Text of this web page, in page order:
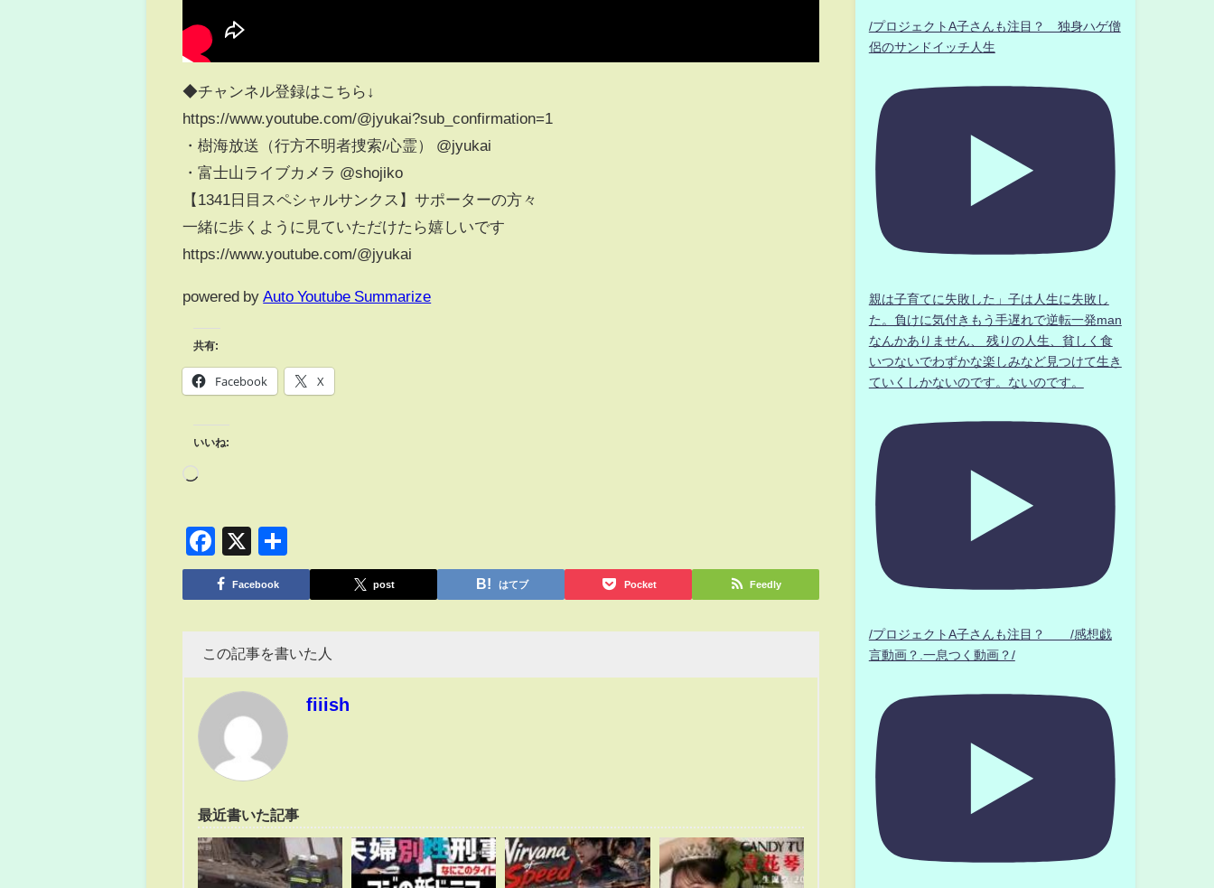
◆チャンネル登録はこちら↓
https://www.youtube.com/@jyukai?sub_confirmation=1
・樹海放送（行方不明者捜索/心霊） @jyukai
・富士山ライブカメラ @shojiko
【1341日目スペシャルサンクス】サポーターの方々
一緒に歩くように見ていただけたら嬉しいです
https://www.youtube.com/@jyukai
powered by Auto Youtube Summarize
共有:
Facebook X
いいね:
Facebook
X
有
Facebook post はてブ Pocket Feedly
この記事を書いた人
fiiish
最近書いた記事
/プロジェクトA子さんも注目？ 独身ハゲ僧
侶のサンドイッチ人生
親は子育てに失敗した」子は人生に失敗し
た。負けに気付きもう手遅れで逆転一発man
なんかありません、 残りの人生、貧しく食
いつないでわずかな楽しみなど見つけて生き
ていくしかないのです。ないのです。
/プロジェクトA子さんも注目？ /感想戯
言動画？.一息つく動画？/